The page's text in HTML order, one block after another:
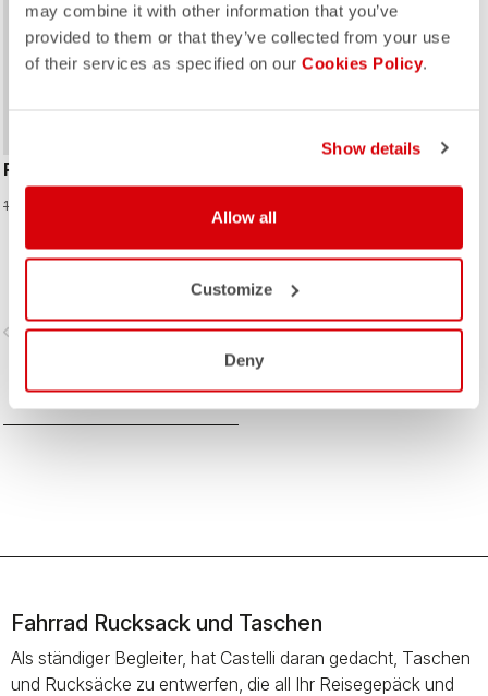
may combine it with other information that you’ve
provided to them or that they’ve collected from your use
of their services as specified on our Cookies Policy.
Show details
Allow all
Customize
Deny
RACE BRIEFCASE
124,95 €
navigate_next
VERGLEICHEN
Fahrrad Rucksack und Taschen
Als ständiger Begleiter, hat Castelli daran gedacht, Taschen
und Rucksäcke zu entwerfen, die all Ihr Reisegepäck und